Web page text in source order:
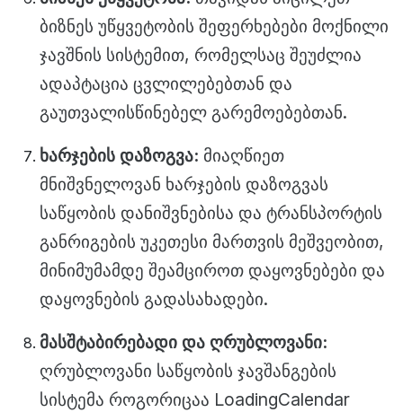
ბიზნეს უწყვეტობის შეფერხებები მოქნილი
ჯავშნის სისტემით, რომელსაც შეუძლია
ადაპტაცია ცვლილებებთან და
გაუთვალისწინებელ გარემოებებთან.
ხარჯების დაზოგვა: მიაღწიეთ
მნიშვნელოვან ხარჯების დაზოგვას
საწყობის დანიშვნებისა და ტრანსპორტის
განრიგების უკეთესი მართვის მეშვეობით,
მინიმუმამდე შეამციროთ დაყოვნებები და
დაყოვნების გადასახადები.
მასშტაბირებადი და ღრუბლოვანი:
ღრუბლოვანი საწყობის ჯავშანგების
სისტემა როგორიცაა LoadingCalendar